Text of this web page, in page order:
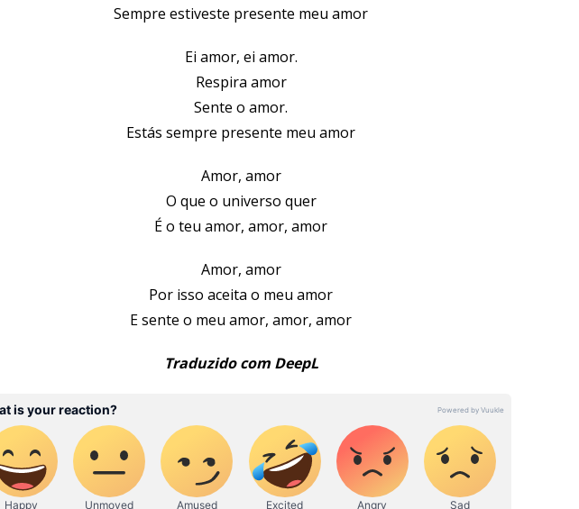
Sempre estiveste presente meu amor
Ei amor, ei amor.
Respira amor
Sente o amor.
Estás sempre presente meu amor
Amor, amor
O que o universo quer
É o teu amor, amor, amor
Amor, amor
Por isso aceita o meu amor
E sente o meu amor, amor, amor
Traduzido com DeepL